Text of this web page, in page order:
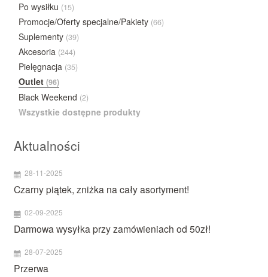
Po wysiłku (15)
Promocje/Oferty specjalne/Pakiety (66)
Suplementy (39)
Akcesoria (244)
Pielęgnacja (35)
Outlet (96)
Black Weekend (2)
Wszystkie dostępne produkty
Aktualności
28-11-2025
Czarny piątek, zniżka na cały asortyment!
02-09-2025
Darmowa wysyłka przy zamówieniach od 50zł!
28-07-2025
Przerwa